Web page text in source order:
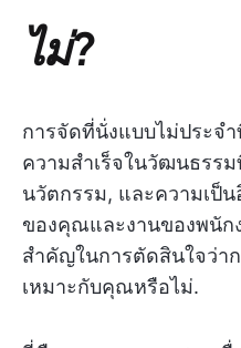
ไม่?
การจัดที่นั่งแบบไม่ประจ
ความสำเร็จในวัฒนธรร
นวัตกรรม, และความเป็
ของคุณและงานของพนั
สำคัญในการตัดสินใจว่า
เหมาะกับคุณหรือไม่.